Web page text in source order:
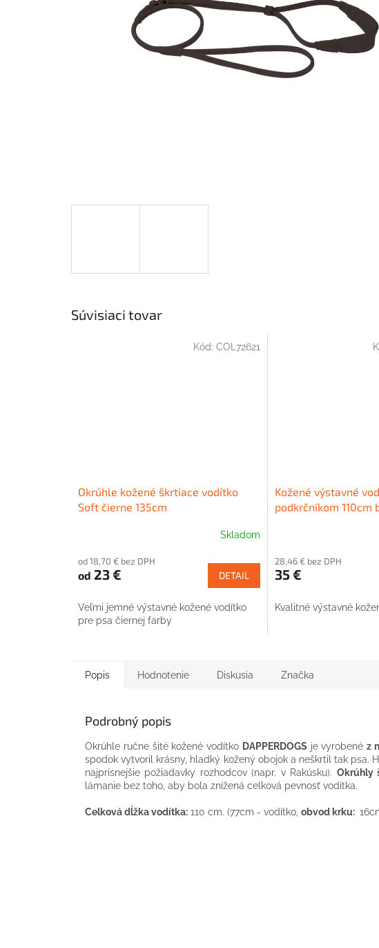
Súvisiaci tovar
Okrúhle kožené škrtiace vodítko
Soft čierne 135cm
Skladom
od 18,70 € bez DPH
od 23 € DETAIL
Veľmi jemné výstavné kožené vodítko
pre psa čiernej farby
Kód: COL72621
Kožené výstavné
podkrčníkom 110cm
28,46 € bez DPH
35 €
Kvalitné výstavné
Popis Hodnotenie Diskusia Značka
Podrobný popis
Okrúhle ručne šité kožené vodítko DAPPERDOGS je vyrobenéz
spodok vytvoril krásny, hladký kožený obojok a neškrtil tak psa.
najprísnejšie požiadavky rozhodcov (napr. v Rakúsku). Okrúhly
lámanie bez toho, aby bola znížená celková pevnosť vodítka.
Celková dĺžka vodítka: 110 cm. (77cm - vodítko, obvod krku: